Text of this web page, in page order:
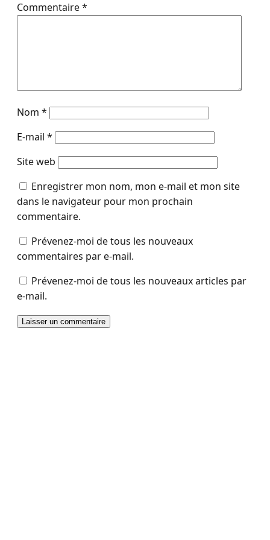
Commentaire*
Nom *
E-mail *
Site web
Enregistrer mon nom, mon e-mail et mon site
dans le navigateur pour mon prochain
commentaire.
Prévenez-moi de tous les nouveaux
commentaires par e-mail.
Prévenez-moi de tous les nouveaux articles par
e-mail.